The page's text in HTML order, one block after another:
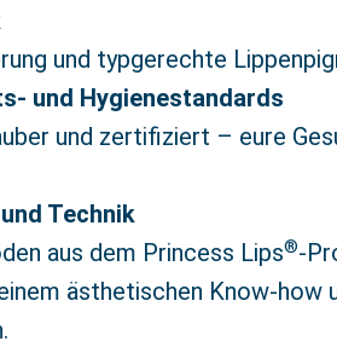
und typgerechte
und Hygienestandards
und zertifiziert – eure
Technik
aus dem Princess Lips®-
ästhetischen Know-how